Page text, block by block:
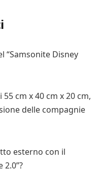
“Samsonite Disney
cm x 40 cm x 20 cm,
delle compagnie
esterno con il